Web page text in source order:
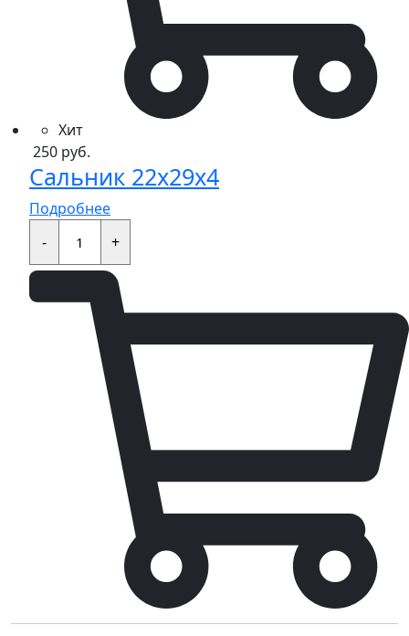
Хит
250 руб.
Сальник 22x29x4
Подробнее
-
Сальник
22x29x4+